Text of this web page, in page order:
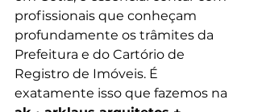
profissionais que conheçam
profundamente os trâmites da
Prefeitura e do Cartório de
Registro de Imóveis. É
exatamente isso que fazemos na